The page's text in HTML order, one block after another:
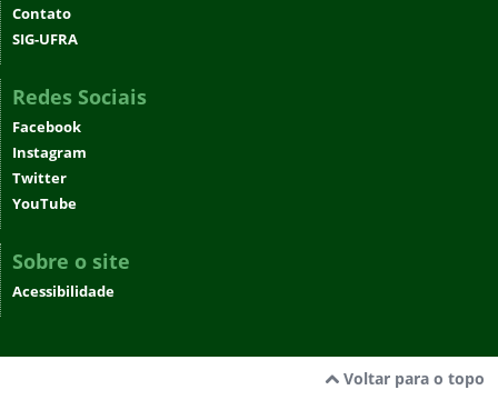
Contato
SIG-UFRA
Redes Sociais
Facebook
Instagram
Twitter
YouTube
Sobre o site
Acessibilidade
Voltar para o topo